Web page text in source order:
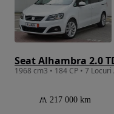
Seat Alhambra 2.0
217 000 km